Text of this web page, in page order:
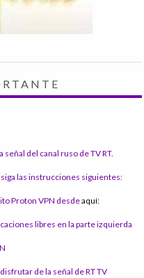
del canal ruso de TV RT.
las instrucciones siguientes:
Proton VPN desdeaquí:
libres en la parte izquierda
de la señal de RT TV